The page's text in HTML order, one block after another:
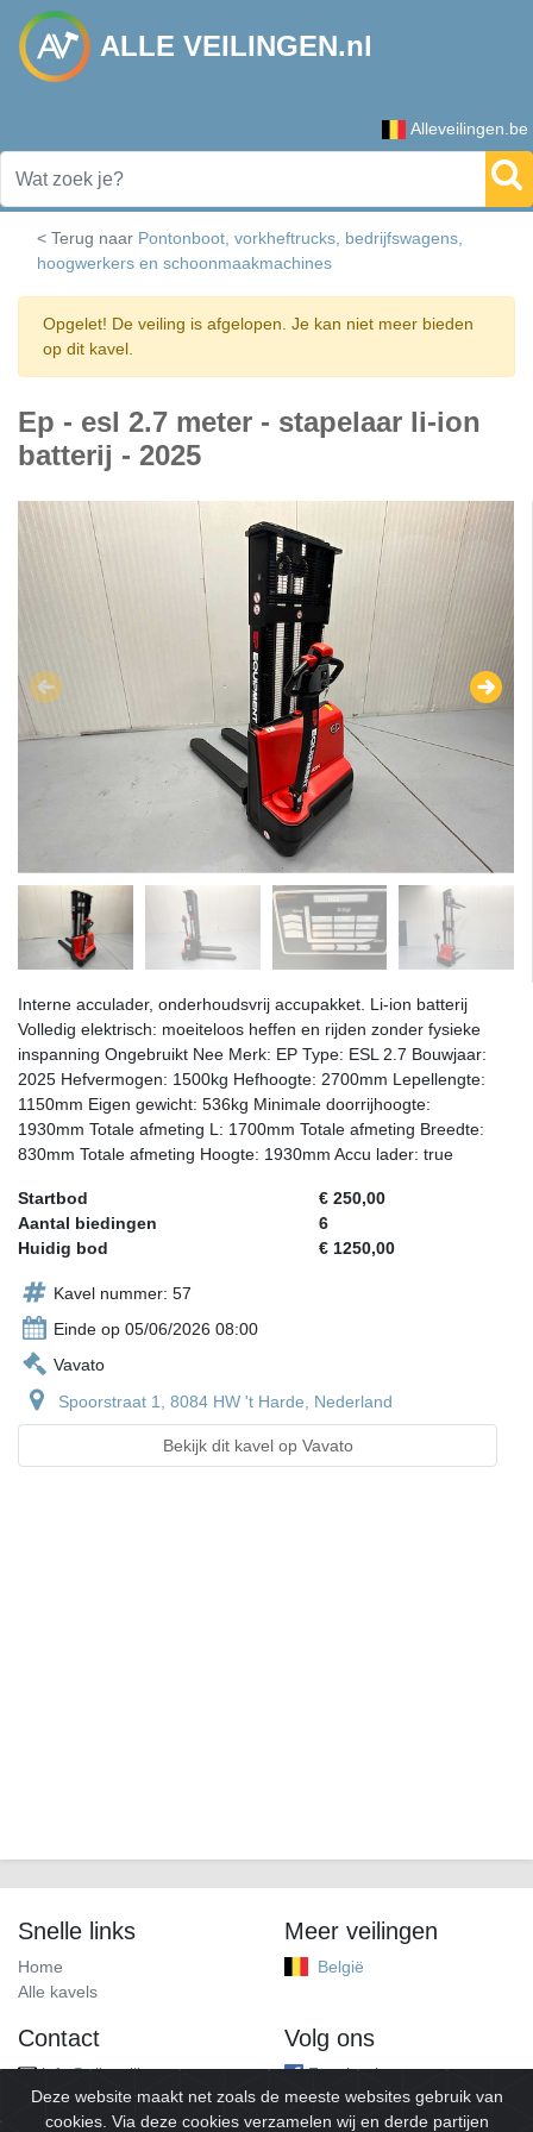
ALLE VEILINGEN.nl
Alleveilingen.be
< Terug naar Pontonboot, vorkheftrucks, bedrijfswagens,
hoogwerkers en schoonmaakmachines
Opgelet! De veiling is afgelopen. Je kan niet meer bieden
op dit kavel.
Ep - esl 2.7 meter - stapelaar li-ion
batterij - 2025
Interne acculader, onderhoudsvrij accupakket. Li-ion batterij
Volledig elektrisch: moeiteloos heffen en rijden zonder fysieke
inspanning Ongebruikt Nee Merk: EP Type: ESL 2.7 Bouwjaar:
2025 Hefvermogen: 1500kg Hefhoogte: 2700mm Lepellengte:
1150mm Eigen gewicht: 536kg Minimale doorrijhoogte:
1930mm Totale afmeting L: 1700mm Totale afmeting Breedte:
830mm Totale afmeting Hoogte: 1930mm Accu lader: true
Startbod
€ 250,00
Aantal biedingen
6
Huidig bod
€ 1250,00
Kavel nummer: 57
Einde op 05/06/2026 08:00
Vavato
Spoorstraat 1, 8084 HW 't Harde, Nederland
Bekijk dit kavel op Vavato
Snelle links
Home
Alle kavels
Meer veilingen
België
Contact
info@alleveilingen.net
Volg ons
Facebook
Deze website maakt net zoals de meeste websites gebruik van
cookies. Via deze cookies verzamelen wij en derde partijen